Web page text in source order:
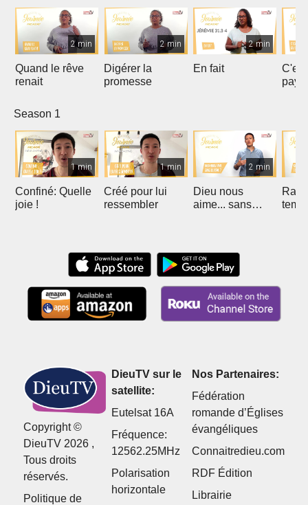
2 min
Quand le rêve
renait
2 min
Digérer la
promesse
2 min
En fait
paye
Season 1
1 min
Confiné: Quelle
joie !
1 min
Créé pour lui
ressembler
2 min
Dieu nous
aime... sans
Copyright ©
DieuTV 2026 ,
Tous droits
réservés.
Politique de
DieuTV sur le
satellite:
Eutelsat 16A
Fréquence:
12562.25MHz
Polarisation
horizontale
Nos Partenaires:
Fédération
romande d’Églises
évangéliques
Connaitredieu.com
RDF Édition
Librairie